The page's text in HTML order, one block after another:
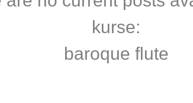
baroque flute
kurse:
baroque flute